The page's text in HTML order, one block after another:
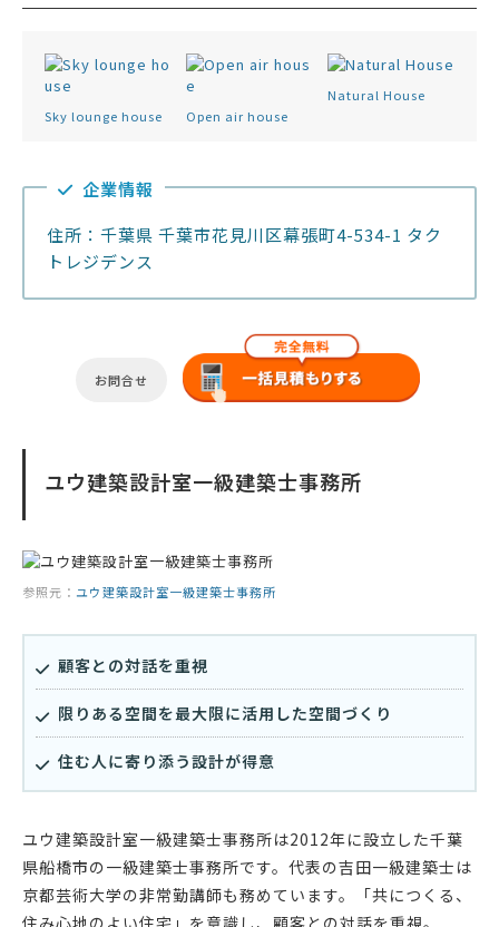
Sky lounge house Open air house
Natural House
企業情報
住所：千葉県 千葉市花見川区幕張町4-534-1 タク
トレジデンス
お問合せ
ユウ建築設計室一級建築士事務所
参照元： ユウ建築設計室一級建築士事務所
顧客との対話を重視
限りある空間を最大限に活用した空間づくり
住む人に寄り添う設計が得意
ユウ建築設計室一級建築士事務所は2012年に設立した千葉
県船橋市の一級建築士事務所です。代表の吉田一級建築士は
京都芸術大学の非常勤講師も務めています。「共につくる、